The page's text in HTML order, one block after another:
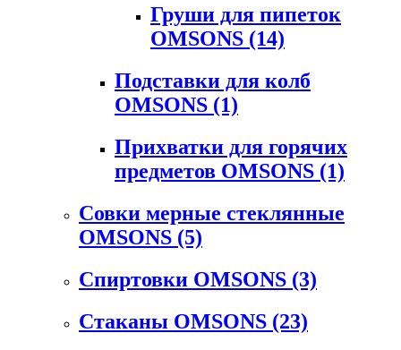
Груши для пипеток
OMSONS (14)
Подставки для колб
OMSONS (1)
Прихватки для горячих
предметов OMSONS (1)
Совки мерные стеклянные
OMSONS (5)
Спиртовки OMSONS (3)
Стаканы OMSONS (23)